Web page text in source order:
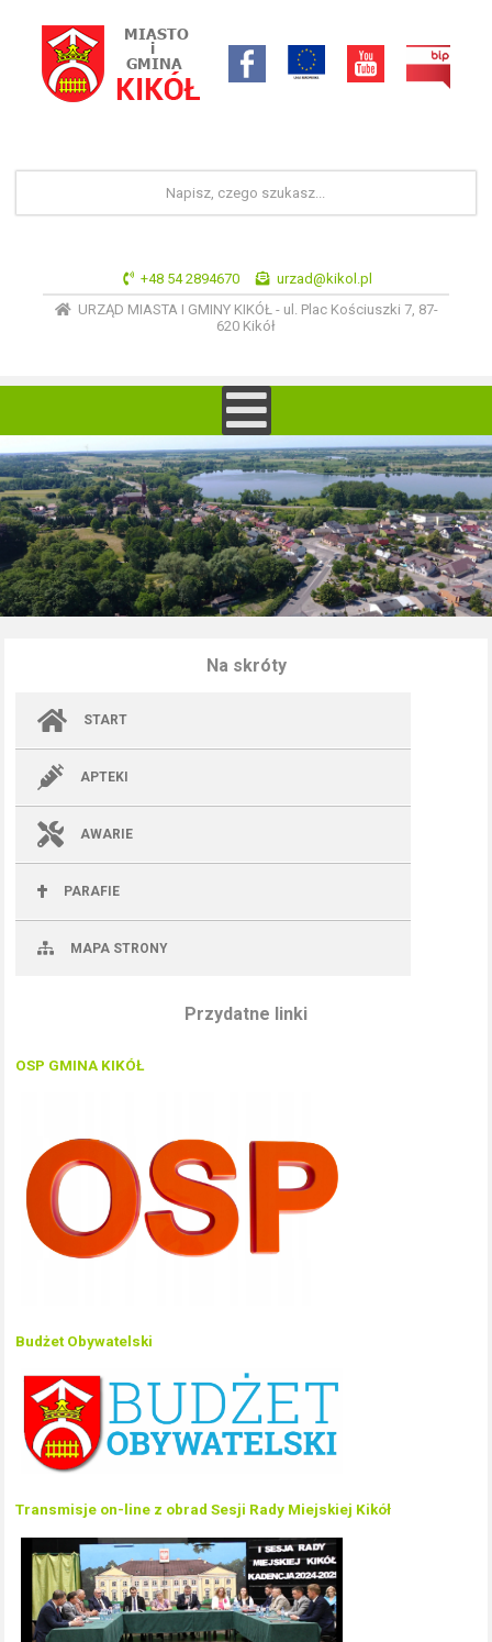
+48 54 2894670
urzad@kikol.pl
URZĄD MIASTA I GMINY KIKÓŁ - ul. Plac Kościuszki 7, 87-
620 Kikół
Na skróty
START
APTEKI
AWARIE
PARAFIE
MAPA STRONY
Przydatne linki
OSP GMINA KIKÓŁ
Budżet Obywatelski
Transmisje on-line z obrad Sesji Rady Miejskiej Kikół